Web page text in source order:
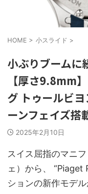
HOME > 小スライド >
小ぶりブームに
【厚さ9.8mm
グ トゥールビ
ーンフェイズ搭
2025年2月10日
スイス屈指のマニ
ェ）から、 “Piaget
ションの新作モデル